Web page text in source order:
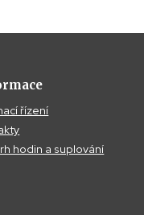
řízení
hodin a suplování